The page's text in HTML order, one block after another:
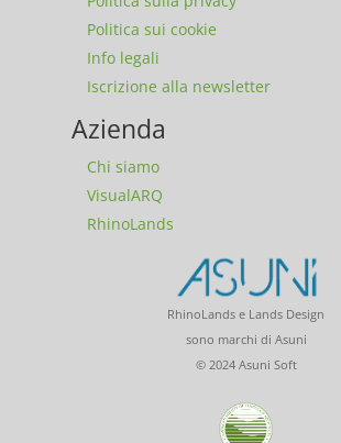
Politica sui cookie
Info legali
Iscrizione alla newsletter
Azienda
Chi siamo
VisualARQ
RhinoLands
RhinoLands e Lands Design
sono marchi di Asuni
© 2024 Asuni Soft